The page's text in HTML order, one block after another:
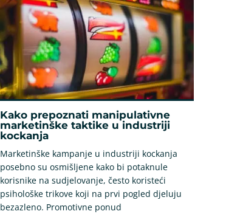
Kako prepoznati manipulativne
marketinške taktike u industriji
kockanja
Marketinške kampanje u industriji kockanja
posebno su osmišljene kako bi potaknule
korisnike na sudjelovanje, često koristeći
psihološke trikove koji na prvi pogled djeluju
bezazleno. Promotivne ponud